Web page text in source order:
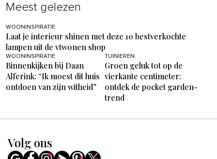
Meest gelezen
WOONINSPIRATIE
Laat je interieur shinen met deze 10 bestverkochte
lampen uit de vtwonen shop
WOONINSPIRATIE
Binnenkijken bij Daan
Alferink: “Ik moest dit huis
ontdoen van zijn witheid”
TUINIEREN
Groen geluk tot op de
vierkante centimeter:
ontdek de pocket garden-
trend
Volg ons